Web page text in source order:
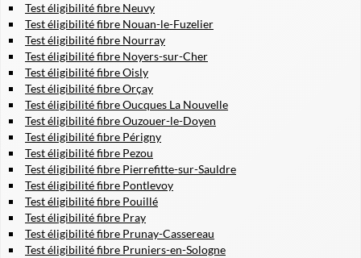
Test éligibilité fibre Neuvy
Test éligibilité fibre Nouan-le-Fuzelier
Test éligibilité fibre Nourray
Test éligibilité fibre Noyers-sur-Cher
Test éligibilité fibre Oisly
Test éligibilité fibre Orçay
Test éligibilité fibre Oucques La Nouvelle
Test éligibilité fibre Ouzouer-le-Doyen
Test éligibilité fibre Périgny
Test éligibilité fibre Pezou
Test éligibilité fibre Pierrefitte-sur-Sauldre
Test éligibilité fibre Pontlevoy
Test éligibilité fibre Pouillé
Test éligibilité fibre Pray
Test éligibilité fibre Prunay-Cassereau
Test éligibilité fibre Pruniers-en-Sologne